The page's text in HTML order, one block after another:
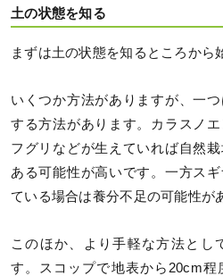
土の状態を知る
まずは土の状態を知るところから
いくつか方法がありますが、一
する方法があります。カラスノ
フグリなどが生えていれば自然
ある可能性が高いです。一方ス
ている場合は養分不足の可能性が
このほか、より手軽な方法とし
す。スコップで地表から20cm程